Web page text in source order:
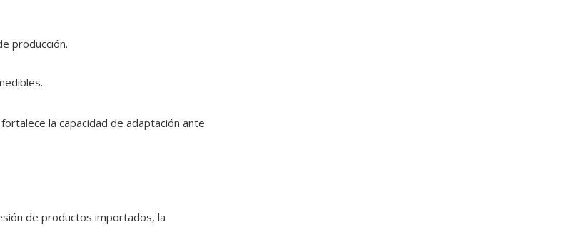
producción.
la capacidad de adaptación ante
de productos importados, la